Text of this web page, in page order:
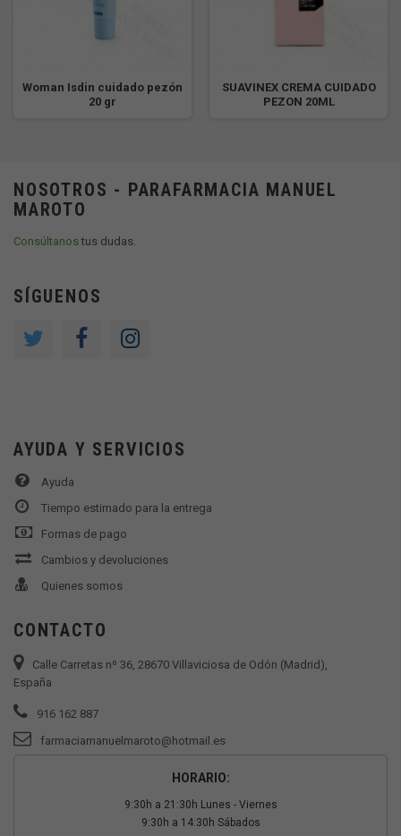
Woman Isdin cuidado pezón
20 gr
SUAVINEX CREMA CUIDADO
PEZON 20ML
NOSOTROS - PARAFARMACIA MANUEL
MAROTO
Consúltanostus dudas.
SÍGUENOS
AYUDA Y SERVICIOS
Ayuda
Tiempo estimado para la entrega
Formas de pago
Cambios y devoluciones
Quienes somos
CONTACTO
Calle Carretas nº 36, 28670 Villaviciosa de Odón (Madrid),
España
916 162 887
farmaciamanuelmaroto@hotmail.es
HORARIO:
9:30h a 21:30h Lunes - Viernes
9:30h a 14:30h Sábados